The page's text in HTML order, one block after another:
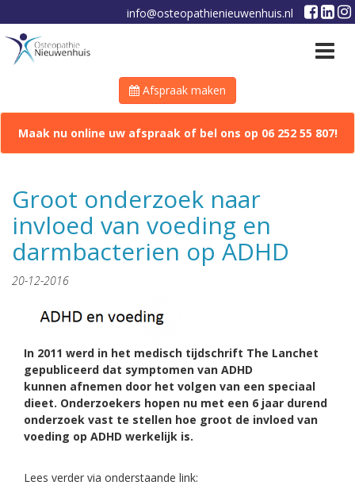
info@osteopathienieuwenhuis.nl
Toggle
Afspraak maken
Maak nu online uw afspraak of bel ons op 06 252 55 807!
Groot onderzoek naar
invloed van voeding en
darmbacterien op ADHD
20-12-2016
In 2011 werd in het medisch tijdschrift The Lanchet
gepubliceerd dat symptomen van ADHD
kunnen afnemen door het volgen van een speciaal
dieet. Onderzoekers hopen nu met een 6 jaar durend
onderzoek vast te stellen hoe groot de invloed van
voeding op ADHD werkelijk is.
Lees verder via onderstaande link: